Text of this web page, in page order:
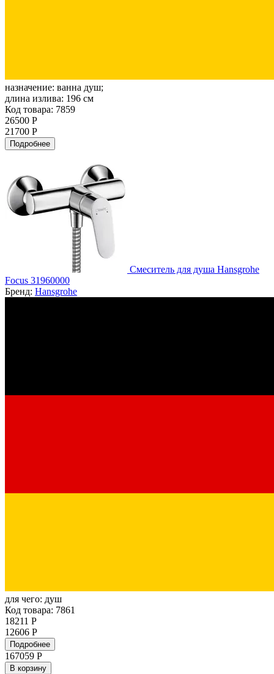
назначение: ванна душ;
длина излива: 196 см
Код товара: 7859
26500 Р
21700 Р
Подробнее
Смеситель для душа Hansgrohe
Focus 31960000
Бренд: Hansgrohe
для чего: душ
Код товара: 7861
18211 Р
12606 Р
Подробнее
167059 Р
В корзину